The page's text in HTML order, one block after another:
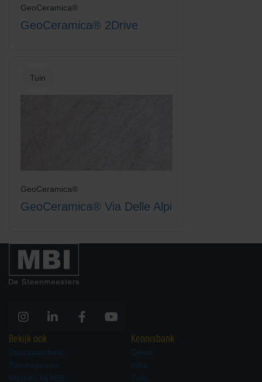
GeoCeramica®
GeoCeramica® 2Drive
Tuin
GeoCeramica®
GeoCeramica® Via Delle Alpi
Bekijk ook
Duurzaamheid
Tuininspiratie
Werken bij MBI
Kennisbank
Gevel
Infra
Tuin